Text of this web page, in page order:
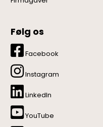
Følg os
Facebook
Instagram
LinkedIn
YouTube